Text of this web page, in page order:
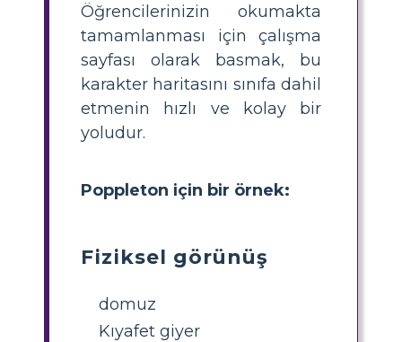
Öğrencilerinizin okumakta
tamamlanması için çalışma
sayfası olarak basmak, bu
karakter haritasını sınıfa dahil
etmenin hızlı ve kolay bir
yoludur.
Poppleton için bir örnek:
Fiziksel görünüş
domuz
Kıyafet giyer